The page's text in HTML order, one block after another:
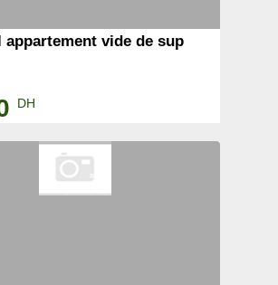
appartement vide de sup
DH